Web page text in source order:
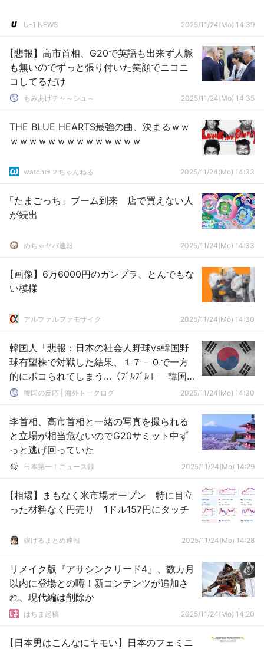
U-1 NEWS 2025/11/24(Mo) 14:39
【悲報】高市首相、G20で英語も出来ず人脈
も無いのでずっと張り付いた笑顔でニコニ
コしてるだけ
もみあげチャ～シュ～ 2025/11/24(Mo) 14:35
THE BLUE HEARTS最強の曲、決まるｗｗ
ｗｗｗｗｗｗｗｗｗｗｗｗｗｗ
watch＠２ちゃんねる 2025/11/24(Mo) 14:33
「たまごっち」ブーム到来 店で買えない人
が続出
めちゃヤバ速報 2025/11/24(Mo) 14:33
【画像】6万6000円のガンプラ、とんでもな
い模様
アルファルファモザイク 2025/11/24(Mo) 14:30
韓国人「悲報：日本の社会人野球vs韓国野
球有望株で対戦した結果、１７－０で一方
的にボコられてしまう…（ﾌﾞﾙﾌﾞﾙ」＝韓国の
反応韓国の反応 | 海外トークログ 2025/11/24(Mo) 14:30
李首相、高市首相と一緒の写真を撮られる
と立場が相当危ないのでG20サミット中ず
っと逃げ回っていた
日本第一！ニュース録 2025/11/24(Mo) 14:29
【相場】まもなく米市場オープン 特に目立
った材料なく円売り 1ドル157円にタッチ
稼げるまとめ速報 2025/11/24(Mo) 14:28
リメイク版『アサシンクリード4』、数カ月
以内に登場との噂！新コンテンツが追加さ
れ、現代編は削除か
はちま起稿 2025/11/24(Mo) 14:20
【日本男はこんなにキモい】日本のフェミニ